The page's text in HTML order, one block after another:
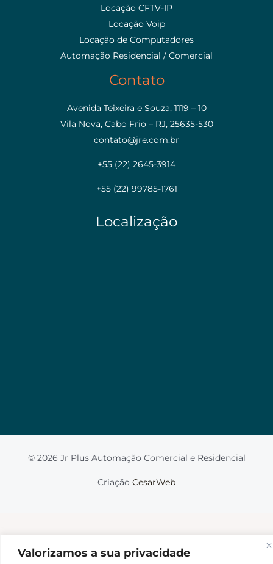
Não aceito
Aceito
Locação CFTV-IP
Locação Voip
Locação de Computadores
Automação Residencial / Comercial
Contato
Avenida Teixeira e Souza, 1119 – 10
Vila Nova, Cabo Frio – RJ, 25635-530
contato@jre.com.br
+55 (22) 2645-3914
+55 (22) 99785-1761
Localização
© 2026 Jr Plus Automação Comercial e Residencial
Criação CesarWeb
Fale Conosco